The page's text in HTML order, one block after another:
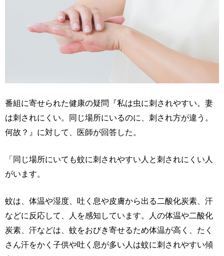
番組に寄せられた健康の疑問『私は虫に刺されやすい。妻
は刺されにくい。同じ場所にいるのに、刺され方が違う。
何故？』に対して、医師が回答した。
「同じ場所にいても蚊に刺されやすい人と刺されにくい人
がいます。
蚊は、体温や湿度、吐く息や皮膚から出る二酸化炭素、汗
などに反応して、人を感知しています。人の体温や二酸化
炭素、汗などは、蚊をおびき寄せるため体温が高く、たく
さん汗をかく子供や吐く息が多い人は蚊に刺されやすい傾